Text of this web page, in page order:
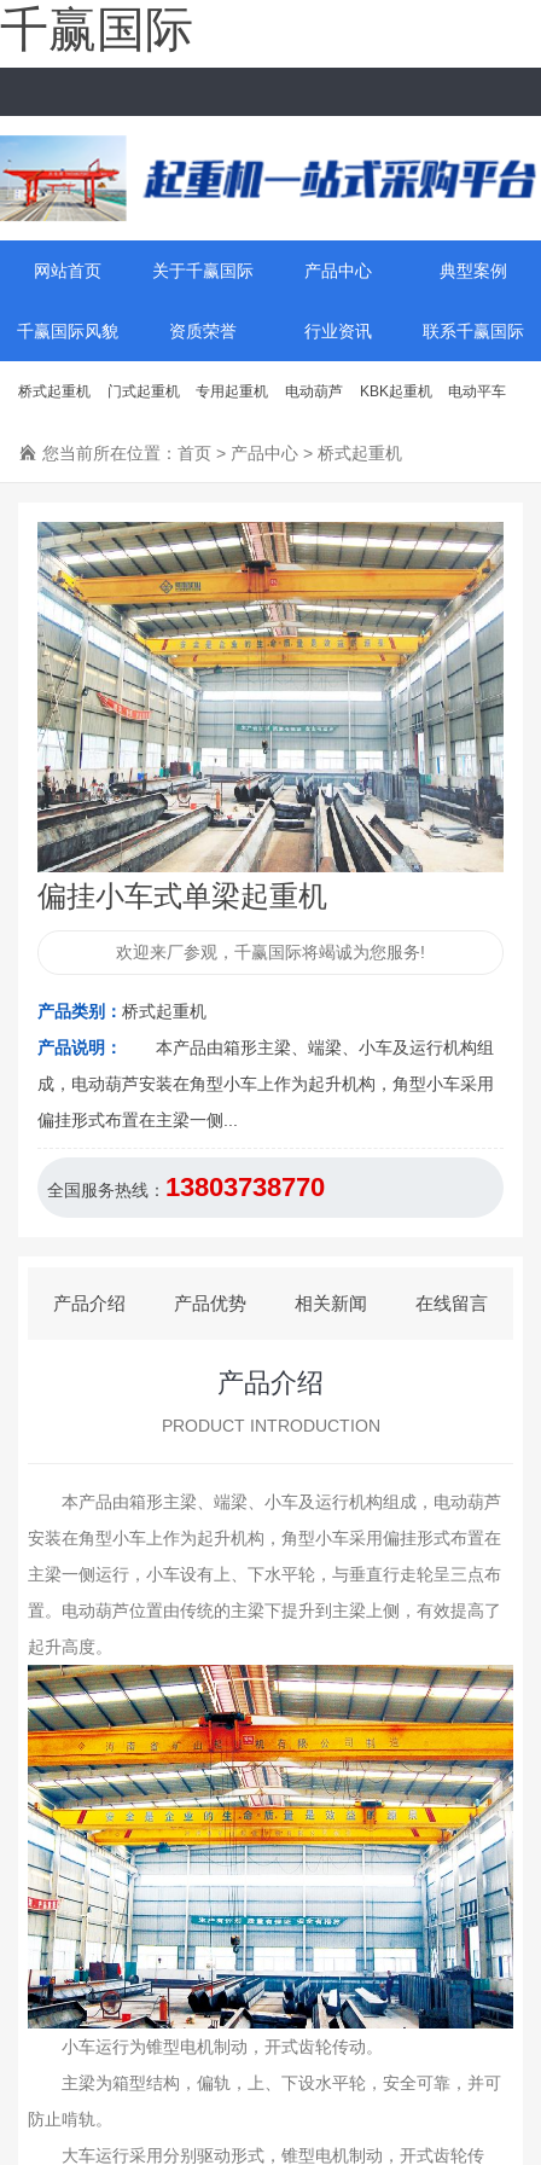
千赢国际
网站首页 关于千赢国际 产品中心 典型案例
千赢国际风貌 资质荣誉 行业资讯 联系千赢国际
桥式起重机 门式起重机 专用起重机 电动葫芦 KBK起重机 电动平车
您当前所在位置： 首页 > 产品中心 > 桥式起重机
偏挂小车式单梁起重机
欢迎来厂参观，千赢国际将竭诚为您服务!
产品类别： 桥式起重机
产品说明：
本产品由箱形主梁、端梁、小车及运行机构组
成，电动葫芦安装在角型小车上作为起升机构，角型小车采用
偏挂形式布置在主梁一侧...
全国服务热线： 13803738770
产品介绍 产品优势 相关新闻 在线留言
产品介绍
PRODUCT INTRODUCTION
本产品由箱形主梁、端梁、小车及运行机构组成，电动葫芦
安装在角型小车上作为起升机构，角型小车采用偏挂形式布置在
主梁一侧运行，小车设有上、下水平轮，与垂直行走轮呈三点布
置。电动葫芦位置由传统的主梁下提升到主梁上侧，有效提高了
起升高度。
小车运行为锥型电机制动，开式齿轮传动。
主梁为箱型结构，偏轨，上、下设水平轮，安全可靠，并可
防止啃轨。
大车运行采用分别驱动形式，锥型电机制动，开式齿轮传